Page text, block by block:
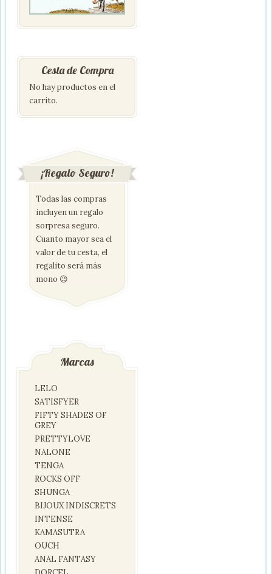
Cesta de Compra
No hay productos en el
carrito.
¡Regalo Seguro!
Todas las compras
incluyen un regalo
sorpresa seguro.
Cuanto mayor sea el
valor de tu cesta, el
regalito será más
mono 😉
Marcas
LELO
SATISFYER
FIFTY SHADES OF
GREY
PRETTYLOVE
NALONE
TENGA
ROCKS OFF
SHUNGA
BIJOUX INDISCRETS
INTENSE
KAMASUTRA
OUCH
ANAL FANTASY